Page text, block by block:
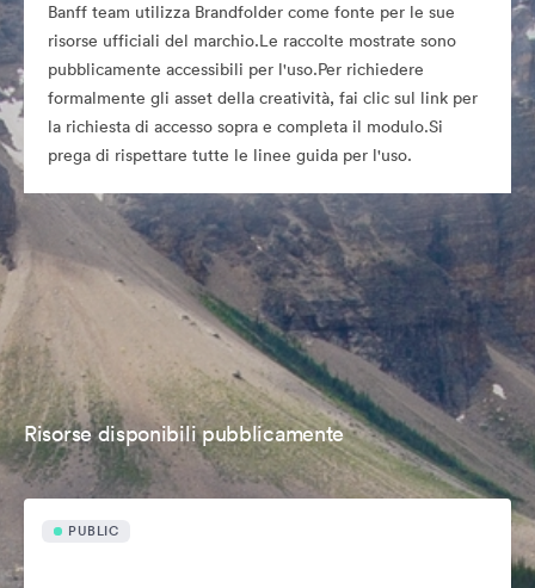
Banff team utilizza Brandfolder come fonte per le sue
risorse ufficiali del marchio.Le raccolte mostrate sono
pubblicamente accessibili per l'uso.Per richiedere
formalmente gli asset della creatività, fai clic sul link per
la richiesta di accesso sopra e completa il modulo.Si
prega di rispettare tutte le linee guida per l'uso.
Risorse disponibili pubblicamente
PUBLIC